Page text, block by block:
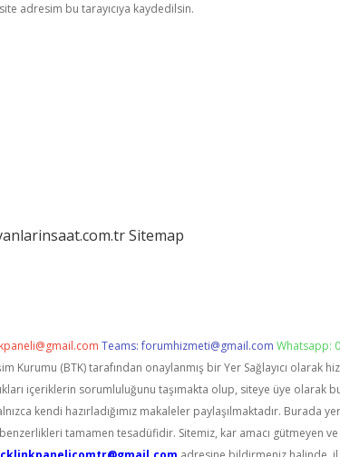
adresim bu tarayıcıya kaydedilsin.
Sitemap
Teams:forumhizmeti@gmail.com Whatsapp:
Kurumu (BTK) tarafından onaylanmış bir Yer Sağlayıcı
içeriklerin sorumluluğunu taşımakta olup, siteye üye olarak
kendi hazırladığımız makaleler paylaşılmaktadır.
tamamen tesadüfidir. Sitemiz, kar amacı gütmeyen